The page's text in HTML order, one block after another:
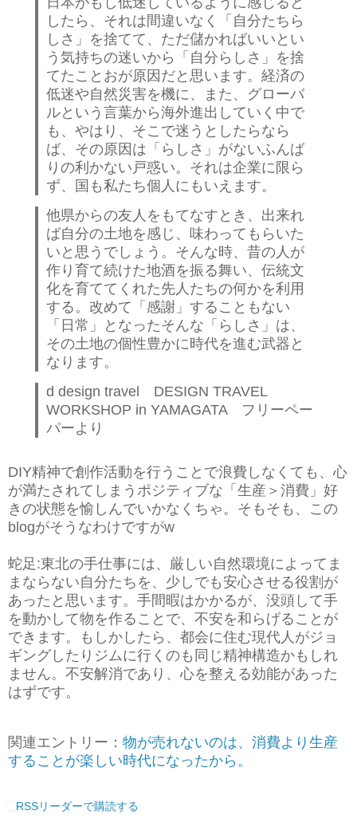
したら、それは間違いなく「自分たちら
しさ」を捨てて、ただ儲かればいいとい
う気持ちの迷いから「自分らしさ」を捨
てたことおが原因だと思います。経済の
低迷や自然災害を機に、また、グローバ
ルという言葉から海外進出していく中で
も、やはり、そこで迷うとしたらなら
ば、その原因は「らしさ」がないふんば
りの利かない戸惑い。それは企業に限ら
ず、国も私たち個人にもいえます。
他県からの友人をもてなすとき、出来れ
ば自分の土地を感じ、味わってもらいた
いと思うでしょう。そんな時、昔の人が
作り育て続けた地酒を振る舞い、伝統文
化を育ててくれた先人たちの何かを利用
する。改めて「感謝」することもない
「日常」となったそんな「らしさ」は、
その土地の個性豊かに時代を進む武器と
なります。
d design travel DESIGN TRAVEL
WORKSHOP in YAMAGATA フリーペー
パーより
DIY精神で創作活動を行うことで浪費しなくても、心
が満たされてしまうポジティブな「生産＞消費」好
きの状態を愉しんでいかなくちゃ。そもそも、この
blogがそうなわけですがw
蛇足:東北の手仕事には、厳しい自然環境によってま
まならない自分たちを、少しでも安心させる役割が
あったと思います。手間暇はかかるが、没頭して手
を動かして物を作ることで、不安を和らげることが
できます。もしかしたら、都会に住む現代人がジョ
ギングしたりジムに行くのも同じ精神構造かもしれ
ません。不安解消であり、心を整える効能があった
はずです。
関連エントリー： 物が売れないのは、消費より生産
することが楽しい時代になったから。
RSSリーダーで購読する